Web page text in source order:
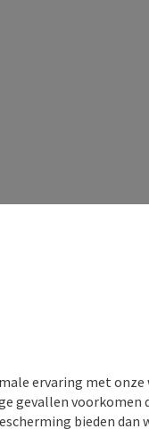
ervaring met
gevallen voorkomen
bieden